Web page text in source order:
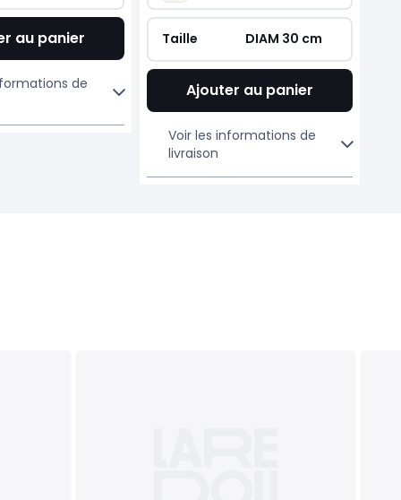
au panier
de
Taille DIAM 30 cm
Ajouter au panier
Voir les informations de
livraison